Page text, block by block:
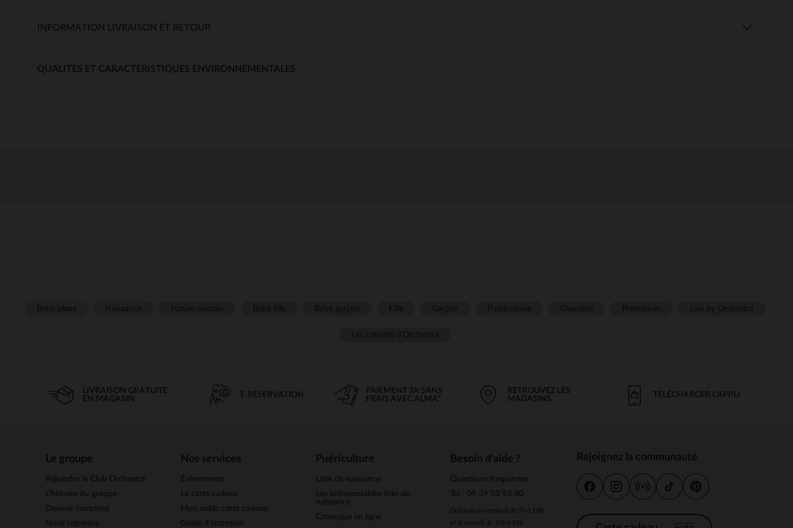
INFORMATION LIVRAISON ET RETOUR
QUALITES ET CARACTERISTIQUES ENVIRONNEMENTALES
LIVRAISON GRATUITE
EN MAGASIN
E-RÉSERVATION
PAIEMENT 3X SANS
FRAIS AVEC ALMA*
RETROUVEZ LES
MAGASINS
TÉLÉCHARGER L'APPLI
Le groupe
Rejoindre le Club Orchestra
L’histoire du groupe
Devenir franchisé
Nous rejoindre
Nos services
Évènements
La carte cadeau
Mon solde carte cadeau
Guide d'entretien
Puériculture
Liste de naissance
Les indispensables liste de
naissance
Catalogue en ligne
Besoin d'aide ?
Questions fréquentes
Tel : 09 39 03 93 80
Du lundi au vendredi de 9h à 18h
et le samedi de 10h à 18h
Rejoignez la communauté